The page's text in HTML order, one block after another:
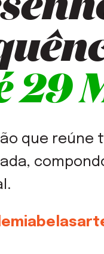
29
que